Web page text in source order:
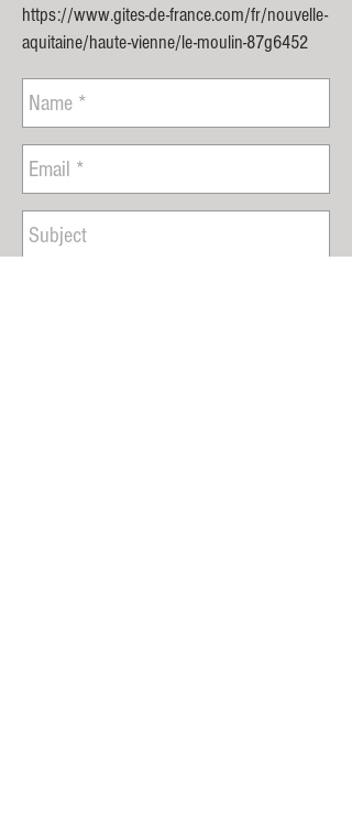
https://www.gites-de-france.com/fr/nouvelle-
aquitaine/haute-vienne/le-moulin-87g6452